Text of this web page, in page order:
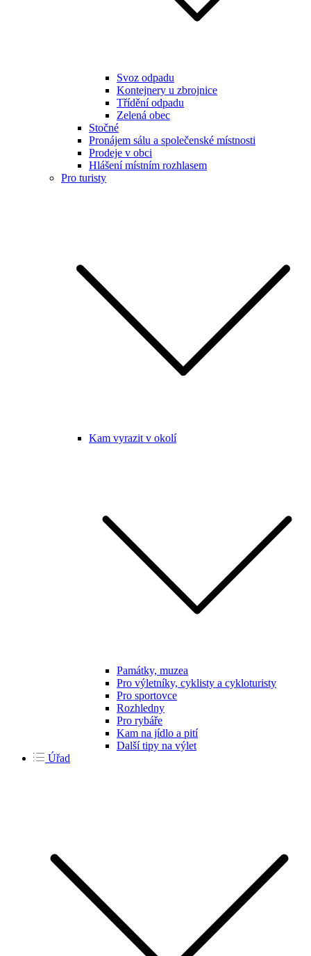
Svoz odpadu
Kontejnery u zbrojnice
Třídění odpadu
Zelená obec
Stočné
Pronájem sálu a společenské místnosti
Prodeje v obci
Hlášení místním rozhlasem
Pro turisty
Kam vyrazit v okolí
Památky, muzea
Pro výletníky, cyklisty a cykloturisty
Pro sportovce
Rozhledny
Pro rybáře
Kam na jídlo a pití
Další tipy na výlet
Úřad